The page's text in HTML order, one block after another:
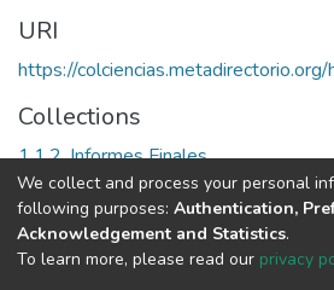
URI
https://
Collections
1.1.2. Informes Finales
Full item page
DSpace software copyright ©
We collect and process your personal
following purposes: Authentication,
Acknowledgement and Statistics.
To learn more, please read our privacy